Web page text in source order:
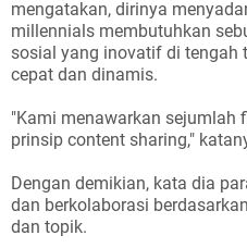
mengatakan, dirinya
millennials membutuhkan
sosial yang inovatif di tengah
cepat dan dinamis.
"Kami menawarkan sejumlah
prinsip content sharing,"
Dengan demikian, kata dia
dan berkolaborasi
dan topik.